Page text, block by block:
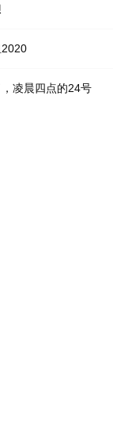
Se
南人在北京》电影的
凌晨四点的24号